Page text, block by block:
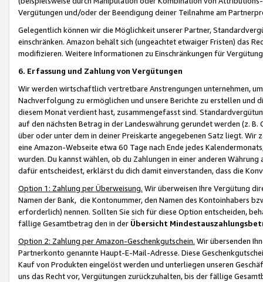
Vergütungen und/oder der Beendigung deiner Teilnahme am
Gelegentlich können wir die Möglichkeit unserer Partner,
einschränken. Amazon behält sich (ungeachtet etwaiger Fristen) das
modifizieren. Weitere Informationen zu Einschränkungen für
6. Erfassung und Zahlung von Vergütungen
Wir werden wirtschaftlich vertretbare Anstrengungen unternehmen,
Nachverfolgung zu ermöglichen und unsere Berichte zu erstellen und
diesem Monat verdient hast, zusammengefasst sind.
auf den nächsten Betrag in der Landeswährung gerundet werden (z.
über oder unter dem in deiner Preiskarte angegebenen Satz liegt.
eine Amazon-Webseite etwa 60 Tage nach Ende jedes
wurden. Du kannst wählen, ob du Zahlungen in einer anderen
dafür entscheidest, erklärst du dich damit einverstanden, dass die
Option 1: Zahlung per Überweisung. Wir überweisen Ihre Vergütung
Namen der Bank, die Kontonummer, den Namen des Kontoinhabers
erforderlich) nennen. Sollten Sie sich für diese Option entscheiden,
fällige Gesamtbetrag den in der Übersicht
Option 2: Zahlung per Amazon-Geschenkgutschein. Wir übersenden
Partnerkonto genannte Haupt-E-Mail-Adresse. Diese
Kauf von Produkten eingelöst werden und unterliegen unseren
uns das Recht vor, Vergütungen zurückzuhalten, bis der fällige